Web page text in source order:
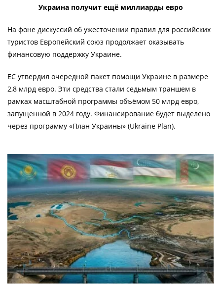
Украина получит ещё миллиарды евро
На фоне дискуссий об ужесточении правил для российских
туристов Европейский союз продолжает оказывать
финансовую поддержку Украине.
ЕС утвердил очередной пакет помощи Украине в размере
2,8 млрд евро. Эти средства стали седьмым траншем в
рамках масштабной программы объёмом 50 млрд евро,
запущенной в 2024 году. Финансирование будет выделено
через программу «План Украины» (Ukraine Plan).